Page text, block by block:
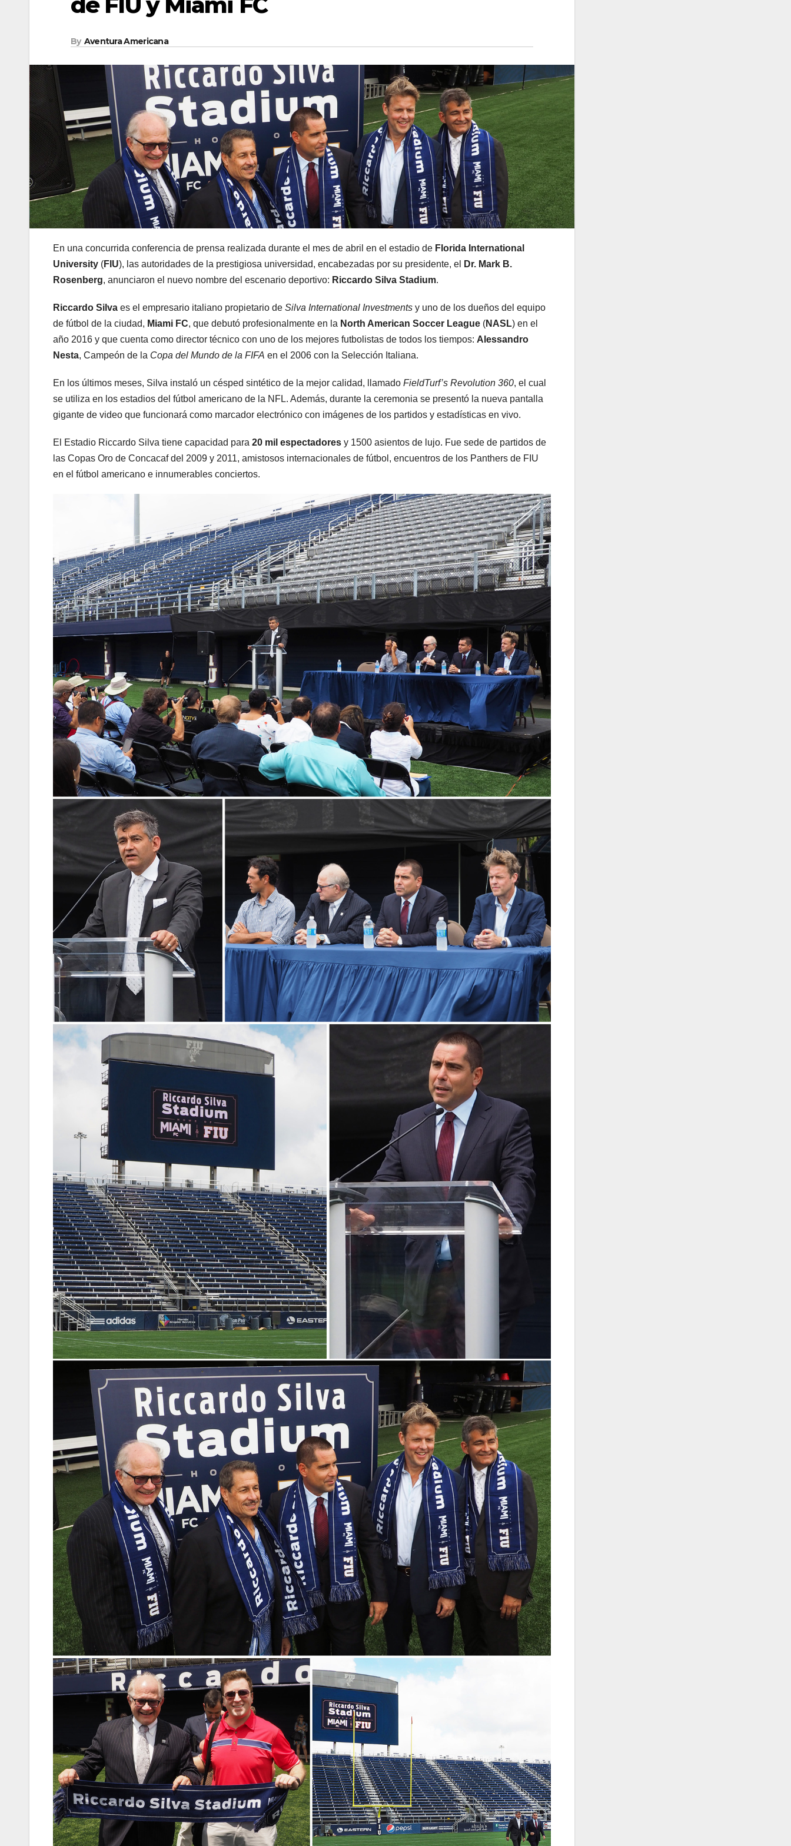
By Aventura Americana
En una concurrida conferencia de prensa realizada durante el mes de abril en el estadio de Florida International
University (FIU), las autoridades de la prestigiosa universidad, encabezadas por su presidente, el
Dr. Mark B.
Rosenberg, anunciaron el nuevo nombre del escenario deportivo: Riccardo Silva Stadium.
Riccardo Silva es el empresario italiano propietario de Silva International Investments y uno de los dueños del equipo
de fútbol de la ciudad, Miami FC, que debutó profesionalmente en la North American Soccer League (NASL) en el
año 2016 y que cuenta como director técnico con uno de los mejores futbolistas de todos los tiempos: Alessandro
Nesta, Campeón de la Copa del Mundo de la FIFA en el 2006 con la Selección Italiana.
En los últimos meses, Silva instaló un césped sintético de la mejor calidad, llamado FieldTurf’s Revolution 360, el cual
se utiliza en los estadios del fútbol americano de la NFL. Además, durante la ceremonia se presentó la nueva pantalla
gigante de video que funcionará como marcador electrónico con imágenes de los partidos y estadísticas en vivo.
El Estadio Riccardo Silva tiene capacidad para 20 mil espectadores y 1500 asientos de lujo. Fue sede de partidos de
las Copas Oro de Concacaf del 2009 y 2011, amistosos internacionales de fútbol, encuentros de los Panthers de FIU
en el fútbol americano e innumerables conciertos.